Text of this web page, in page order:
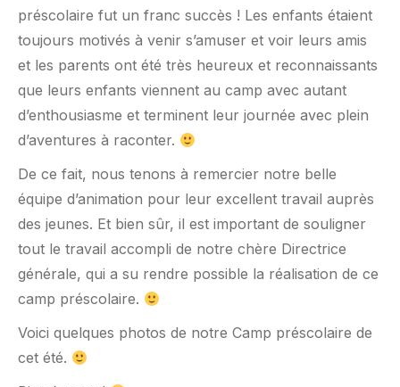
préscolaire fut un franc succès ! Les enfants étaient
toujours motivés à venir s’amuser et voir leurs amis
et les parents ont été très heureux et reconnaissants
que leurs enfants viennent au camp avec autant
d’enthousiasme et terminent leur journée avec plein
d’aventures à raconter.
De ce fait, nous tenons à remercier notre belle
équipe d’animation pour leur excellent travail auprès
des jeunes. Et bien sûr, il est important de souligner
tout le travail accompli de notre chère Directrice
générale, qui a su rendre possible la réalisation de ce
camp préscolaire.
Voici quelques photos de notre Camp préscolaire de
cet été.